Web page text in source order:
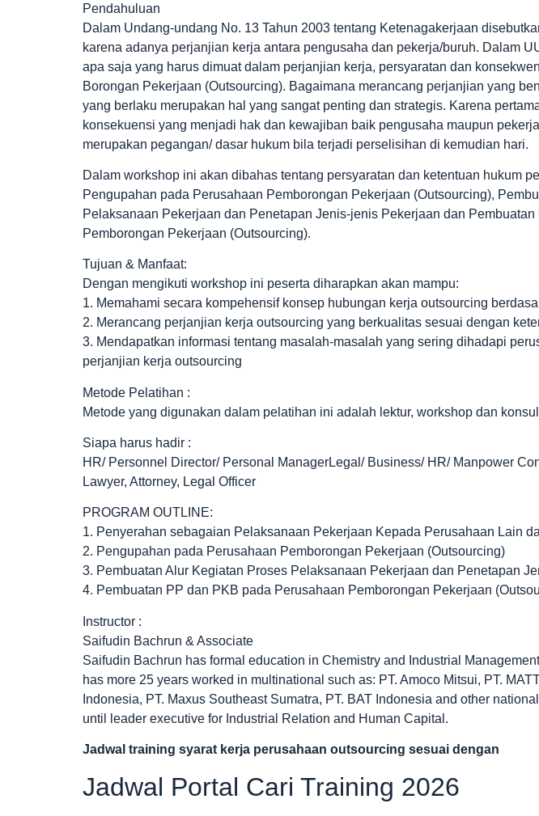
Pendahuluan
Dalam Undang-undang No. 13 Tahun 2003 tentang Ketenagakerjaan
karena adanya perjanjian kerja antara pengusaha dan pekerja/buruh. Dalam
apa saja yang harus dimuat dalam perjanjian kerja, persyaratan dan
Borongan Pekerjaan (Outsourcing). Bagaimana merancang perjanjian yang
yang berlaku merupakan hal yang sangat penting dan strategis. Karena
konsekuensi yang menjadi hak dan kewajiban baik pengusaha maupun
merupakan pegangan/ dasar hukum bila terjadi perselisihan di kemudian hari.
Dalam workshop ini akan dibahas tentang persyaratan dan ketentuan hukum
Pengupahan pada Perusahaan Pemborongan Pekerjaan (Outsourcing),
Pelaksanaan Pekerjaan dan Penetapan Jenis-jenis Pekerjaan dan
Pemborongan Pekerjaan (Outsourcing).
Tujuan & Manfaat:
Dengan mengikuti workshop ini peserta diharapkan akan mampu:
1. Memahami secara kompehensif konsep hubungan kerja outsourcing
2. Merancang perjanjian kerja outsourcing yang berkualitas sesuai dengan
3. Mendapatkan informasi tentang masalah-masalah yang sering dihadapi
perjanjian kerja outsourcing
Metode Pelatihan :
Metode yang digunakan dalam pelatihan ini adalah lektur, workshop dan
Siapa harus hadir :
HR/ Personnel Director/ Personal ManagerLegal/ Business/ HR/ Manpower
Lawyer, Attorney, Legal Officer
PROGRAM OUTLINE:
1. Penyerahan sebagaian Pelaksanaan Pekerjaan Kepada Perusahaan Lain
2. Pengupahan pada Perusahaan Pemborongan Pekerjaan (Outsourcing)
3. Pembuatan Alur Kegiatan Proses Pelaksanaan Pekerjaan dan Penetapan
4. Pembuatan PP dan PKB pada Perusahaan Pemborongan Pekerjaan
Instructor :
Saifudin Bachrun & Associate
Saifudin Bachrun has formal education in Chemistry and Industrial
has more 25 years worked in multinational such as: PT. Amoco Mitsui, PT.
Indonesia, PT. Maxus Southeast Sumatra, PT. BAT Indonesia and other
until leader executive for Industrial Relation and Human Capital.
Jadwal training syarat kerja perusahaan outsourcing sesuai dengan
Jadwal Portal Cari Training 2026